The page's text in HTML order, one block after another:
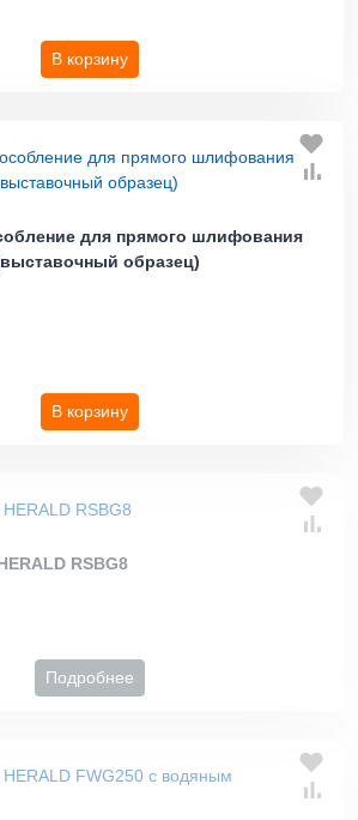
В корзину
для прямого шлифования
образец)
В корзину
RSBG8
Подробнее